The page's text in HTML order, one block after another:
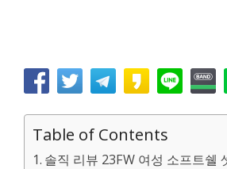
Table of Contents
솔직 리뷰 23FW 여성 소프트쉘